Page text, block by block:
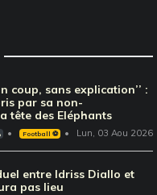
coup, sans explication’’ :
par sa non-
tête des Eléphants
Football ⚽️ Lun, 03 Aou 2026
entre Idriss Diallo et
pas lieu